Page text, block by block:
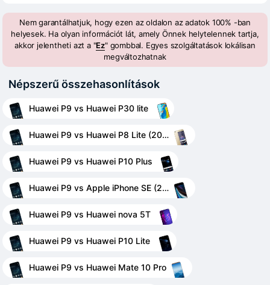
Nem garantálhatjuk, hogy ezen az oldalon az adatok 100% -ban
helyesek. Ha olyan információt lát, amely Önnek helytelennek tartja,
akkor jelentheti azt a "Ez" gombbal. Egyes szolgáltatások lokálisan
megváltozhatnak
Népszerű összehasonlítások
Huawei P9 vs Huawei P30 lite
Huawei P9 vs Huawei P8 Lite (2017)
Huawei P9 vs Huawei P10 Plus
Huawei P9 vs Apple iPhone SE (2020)
Huawei P9 vs Huawei nova 5T
Huawei P9 vs Huawei P10 Lite
Huawei P9 vs Huawei Mate 10 Pro